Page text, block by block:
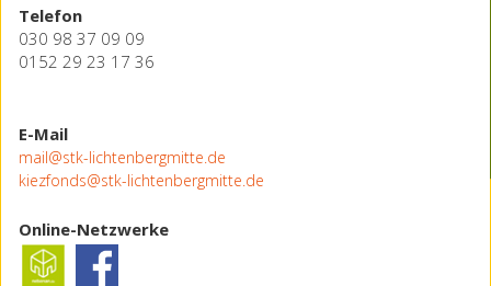
Telefon
030 98 37 09 09
0152 29 23 17 36
E-Mail
mail@stk-lichtenbergmitte.de
kiezfonds@stk-lichtenbergmitte.de
Online-Netzwerke